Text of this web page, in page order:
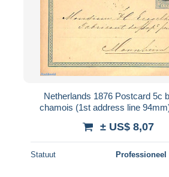
Netherlands 1876 Postcard 5c
chamois (1st address line
± US$ 8,07
Statuut Professioneel